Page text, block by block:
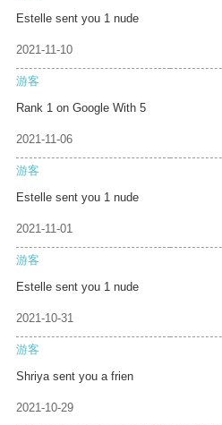
Estelle sent you 1 nude
2021-11-10
游客
Rank 1 on Google With 5
2021-11-06
游客
Estelle sent you 1 nude
2021-11-01
游客
Estelle sent you 1 nude
2021-10-31
游客
Shriya sent you a frien
2021-10-29